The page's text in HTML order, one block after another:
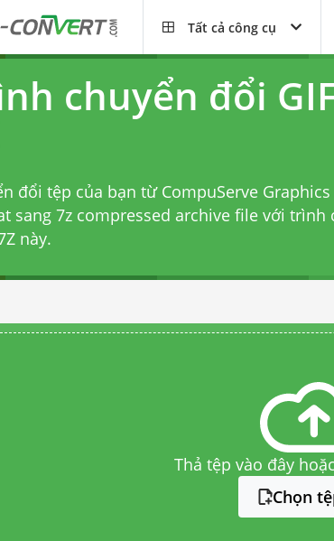
Tất cả công cụ
chuyển đổi
đổi tệp của bạn từ CompuServe
sang 7z compressed archive file với trình
này.
Thả tệp vào đây
Chọn